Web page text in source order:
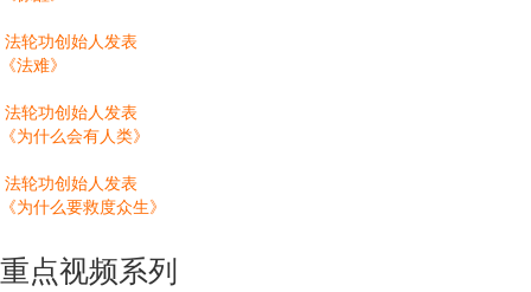
法轮功创始人发表
《法难》
法轮功创始人发表
《为什么会有人类》
法轮功创始人发表
《为什么要救度众生》
重点视频系列